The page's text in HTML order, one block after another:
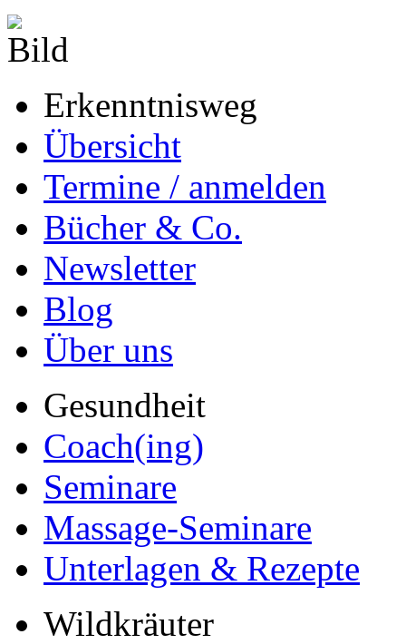
Erkenntnisweg
Übersicht
Termine / anmelden
Bücher & Co.
Newsletter
Blog
Über uns
Gesundheit
Coach(ing)
Seminare
Massage-Seminare
Unterlagen & Rezepte
Wildkräuter